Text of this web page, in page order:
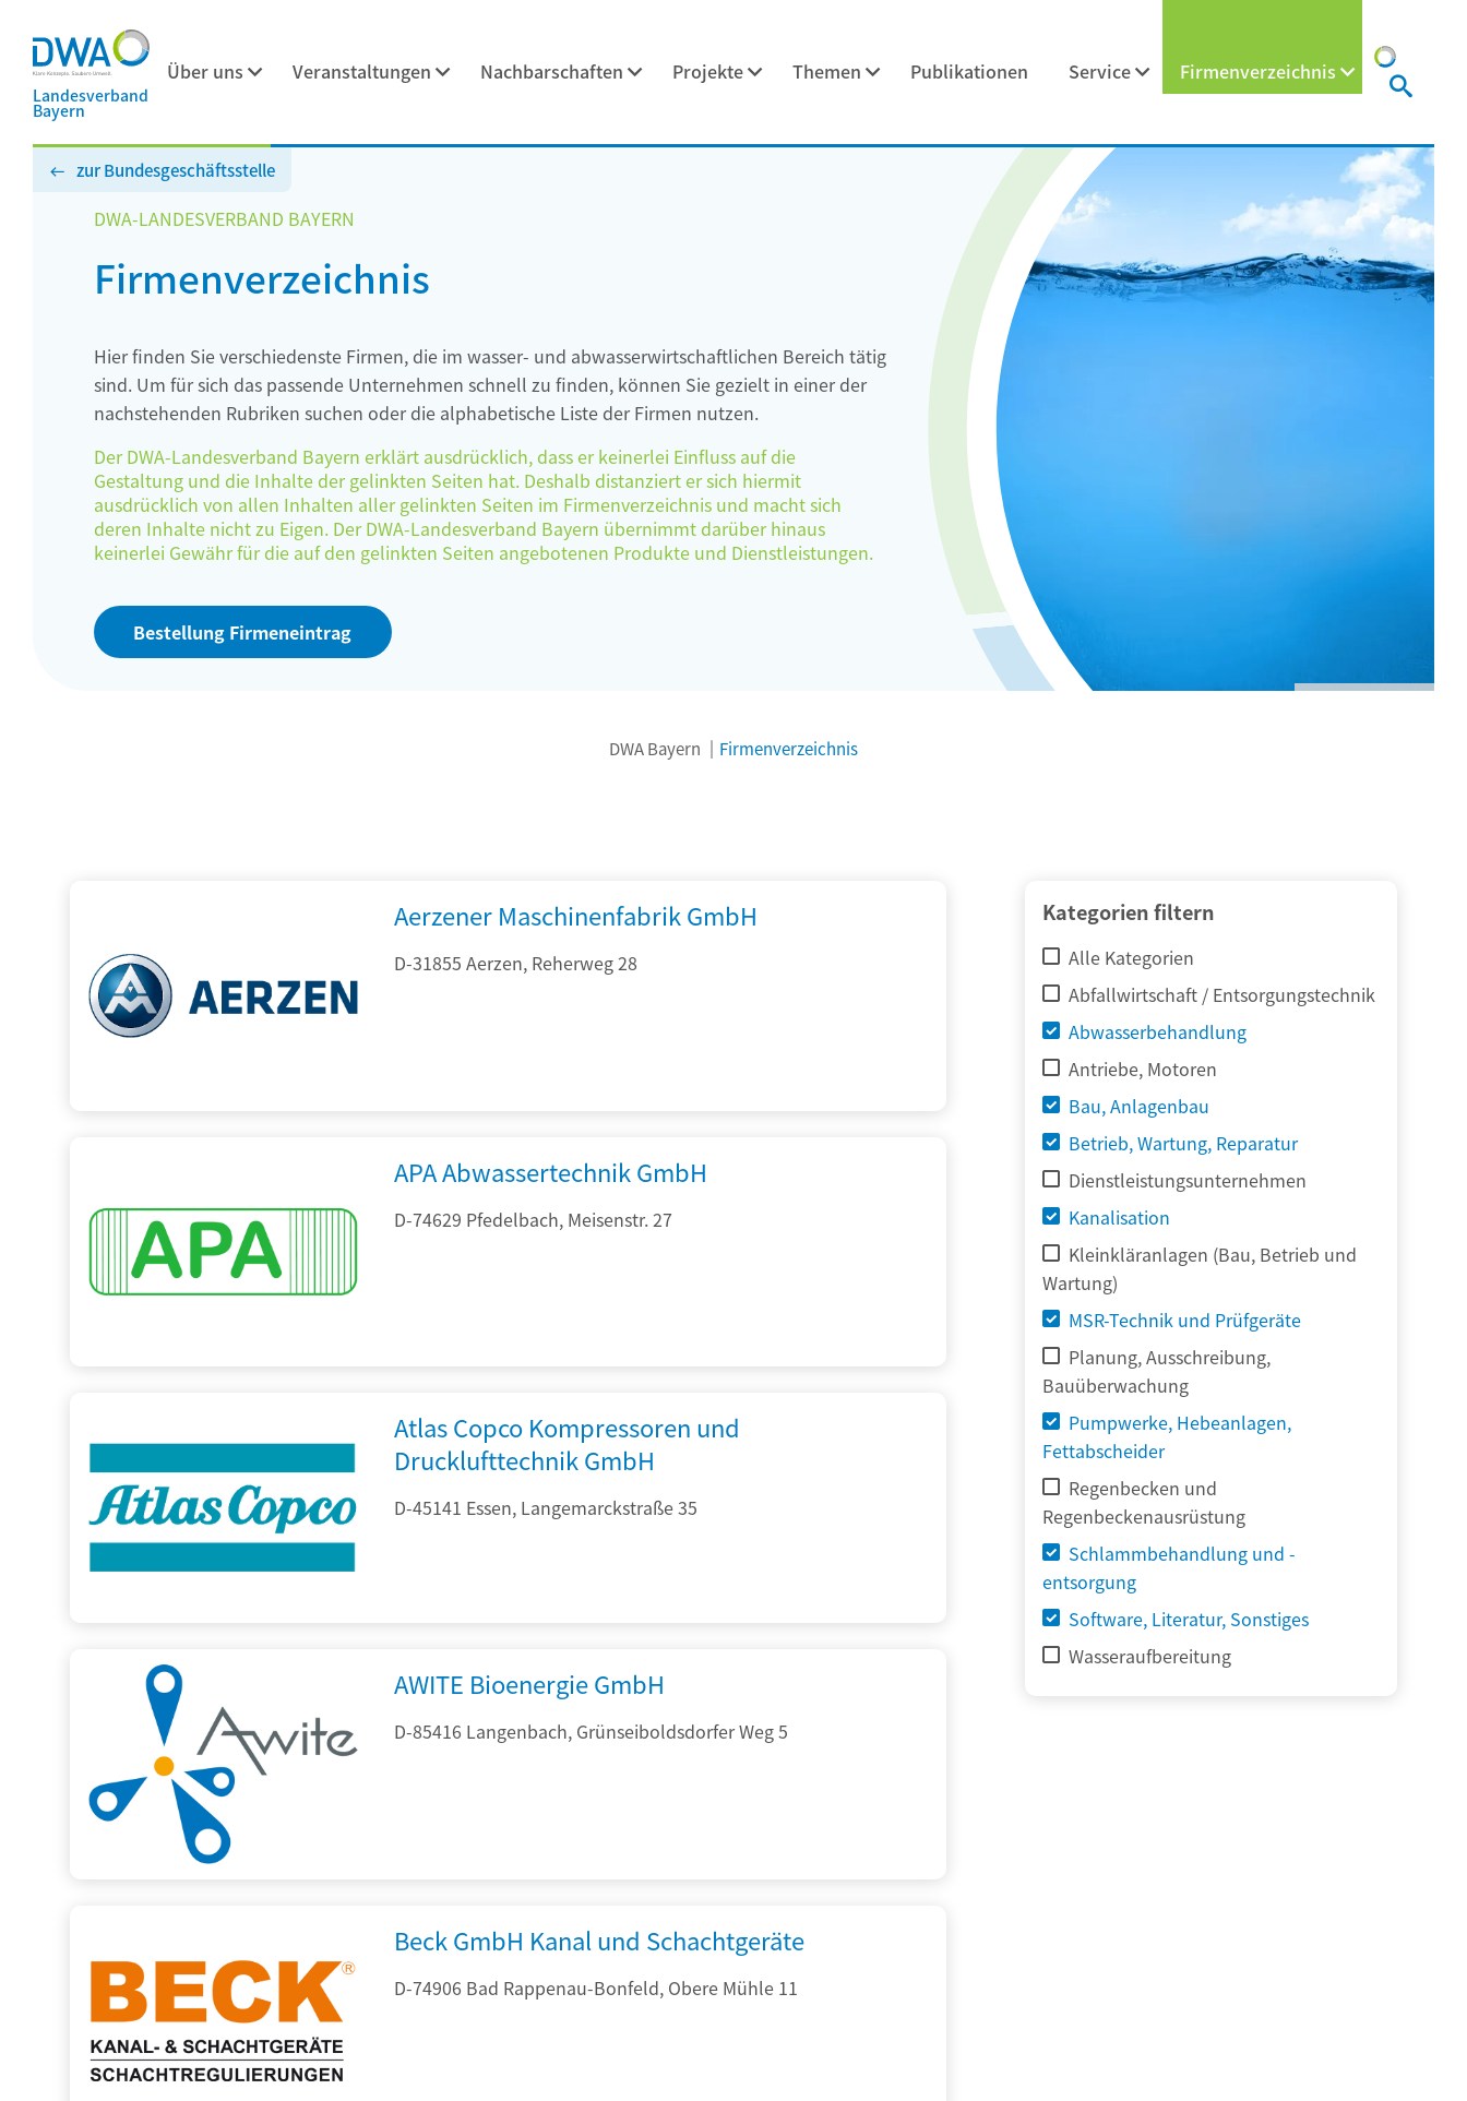
Landesverband
Bayern
Über uns Veranstaltungen Nachbarschaften Projekte Themen Publikationen Service Firmenverzeichnis
zur Bundesgeschäftsstelle
DWA-LANDESVERBAND BAYERN
Firmenverzeichnis
Hier finden Sie verschiedenste Firmen, die im wasser- und abwasserwirtschaftlichen Bereich tätig
sind. Um für sich das passende Unternehmen schnell zu finden, können Sie gezielt in einer der
nachstehenden Rubriken suchen oder die alphabetische Liste der Firmen nutzen.
Der DWA-Landesverband Bayern erklärt ausdrücklich, dass er keinerlei Einfluss auf die
Gestaltung und die Inhalte der gelinkten Seiten hat. Deshalb distanziert er sich hiermit
ausdrücklich von allen Inhalten aller gelinkten Seiten im Firmenverzeichnis und macht sich
deren Inhalte nicht zu Eigen. Der DWA-Landesverband Bayern übernimmt darüber hinaus
keinerlei Gewähr für die auf den gelinkten Seiten angebotenen Produkte und Dienstleistungen.
Bestellung Firmeneintrag
DWA Bayern Firmenverzeichnis
Kategorien filtern
Alle Kategorien
Abfallwirtschaft / Entsorgungstechnik
Abwasserbehandlung
Antriebe, Motoren
Bau, Anlagenbau
Betrieb, Wartung, Reparatur
Dienstleistungsunternehmen
Kanalisation
Kleinkläranlagen (Bau, Betrieb und
Wartung)
MSR-Technik und Prüfgeräte
Planung, Ausschreibung,
Bauüberwachung
Pumpwerke, Hebeanlagen,
Fettabscheider
Regenbecken und
Regenbeckenausrüstung
Schlammbehandlung und -
entsorgung
Software, Literatur, Sonstiges
Wasseraufbereitung
Aerzener Maschinenfabrik GmbH
D-31855 Aerzen, Reherweg 28
APA Abwassertechnik GmbH
D-74629 Pfedelbach, Meisenstr. 27
Atlas Copco Kompressoren und
Drucklufttechnik GmbH
D-45141 Essen, Langemarckstraße 35
AWITE Bioenergie GmbH
D-85416 Langenbach, Grünseiboldsdorfer Weg 5
Beck GmbH Kanal und Schachtgeräte
D-74906 Bad Rappenau-Bonfeld, Obere Mühle 11